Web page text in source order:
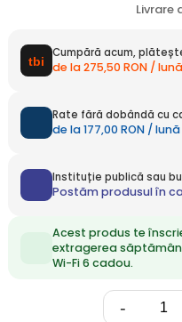
Livrare
Cumpără acum,
de la 275,50 RON / lună
Rate fără dobândă cu
de la 177,00 RON /
Instituție publică sau
Postăm produsul în
Acest produs te
extragerea
Wi-Fi 6 cadou.
-